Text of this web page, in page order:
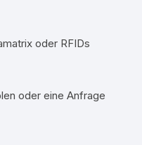
oder RFIDs
oder eine Anfrage